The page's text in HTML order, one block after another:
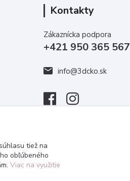
Kontakty
Zákaznícka podpora
+421 950 365 567
info@3dcko.sk
tiež na
obľúbeného
Viac na využitie